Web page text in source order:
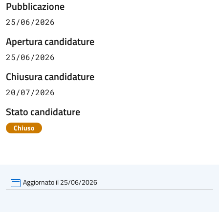
Pubblicazione
25/06/2026
Apertura candidature
25/06/2026
Chiusura candidature
20/07/2026
Stato candidature
Chiuso
Aggiornato il 25/06/2026